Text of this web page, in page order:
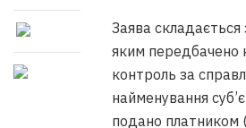
Заява
яким передбачено
контроль за
найменування
подано платником